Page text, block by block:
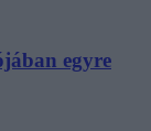
egyre